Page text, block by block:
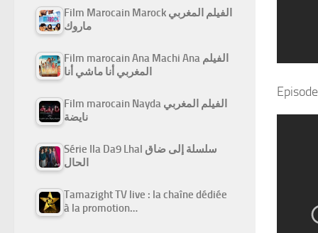
Film Marocain Marock الفيلم المغربي
ماروك
Film marocain Ana Machi Ana الفيلم
المغربي أنا ماشي أنا
Film marocain Nayda الفيلم المغربي
نايضة
Série Ila Da9 Lhal سلسلة إلى ضاق
الحال
Tamazight TV live : la chaîne dédiée
à la promotion…